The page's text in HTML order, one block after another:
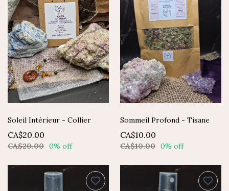
Soleil Intérieur - Collier
CA$20.00
CA$20.00 0% off
Sommeil Profond - Tisane
CA$10.00
CA$10.00 0% off